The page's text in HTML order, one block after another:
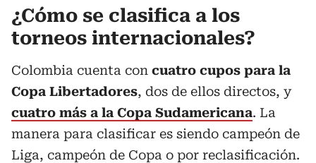
¿Cómo se clasifica a los
torneos internacionales?
Colombia cuenta con cuatro cupos para la
Copa Libertadores, dos de ellos directos, y
cuatro más a la Copa Sudamericana. La
manera para clasificar es siendo campeón de
Liga, campeón de Copa o por reclasificación.